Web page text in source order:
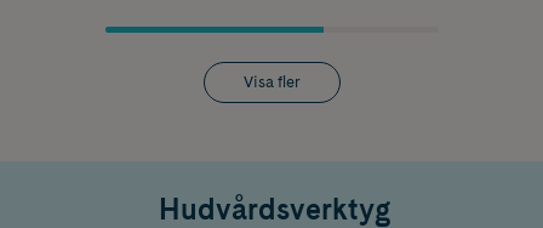
Visa fler
Hudvårdsverktyg